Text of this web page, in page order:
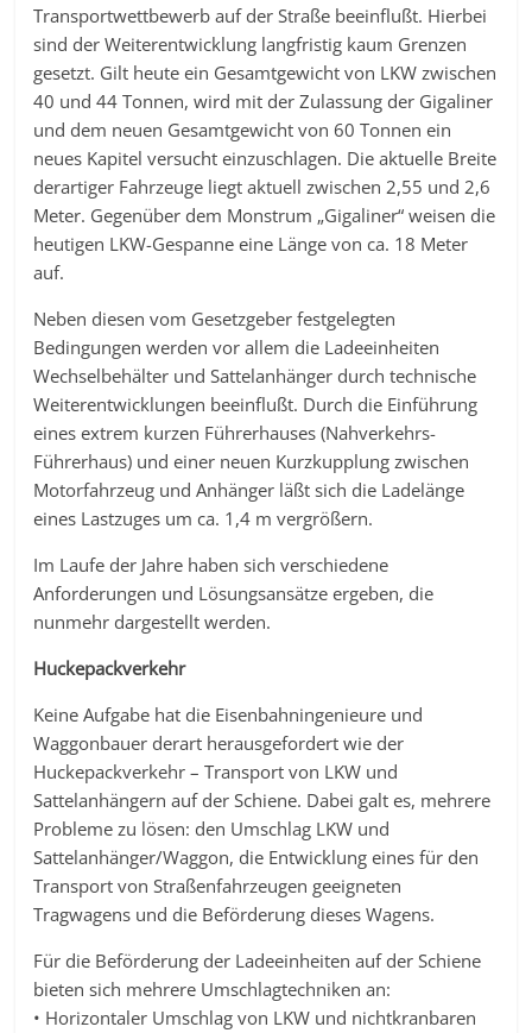
Transportwettbewerb auf der Straße beeinflußt. Hierbei
sind der Weiterentwicklung langfristig kaum Grenzen
gesetzt. Gilt heute ein Gesamtgewicht von LKW zwischen
40 und 44 Tonnen, wird mit der Zulassung der Gigaliner
und dem neuen Gesamtgewicht von 60 Tonnen ein
neues Kapitel versucht einzuschlagen. Die aktuelle Breite
derartiger Fahrzeuge liegt aktuell zwischen 2,55 und 2,6
Meter. Gegenüber dem Monstrum „Gigaliner“ weisen die
heutigen LKW-Gespanne eine Länge von ca. 18 Meter
auf.
Neben diesen vom Gesetzgeber festgelegten
Bedingungen werden vor allem die Ladeeinheiten
Wechselbehälter und Sattelanhänger durch technische
Weiterentwicklungen beeinflußt. Durch die Einführung
eines extrem kurzen Führerhauses (Nahverkehrs-
Führerhaus) und einer neuen Kurzkupplung zwischen
Motorfahrzeug und Anhänger läßt sich die Ladelänge
eines Lastzuges um ca. 1,4 m vergrößern.
Im Laufe der Jahre haben sich verschiedene
Anforderungen und Lösungsansätze ergeben, die
nunmehr dargestellt werden.
Huckepackverkehr
Keine Aufgabe hat die Eisenbahningenieure und
Waggonbauer derart herausgefordert wie der
Huckepackverkehr – Transport von LKW und
Sattelanhängern auf der Schiene. Dabei galt es, mehrere
Probleme zu lösen: den Umschlag LKW und
Sattelanhänger/Waggon, die Entwicklung eines für den
Transport von Straßenfahrzeugen geeigneten
Tragwagens und die Beförderung dieses Wagens.
Für die Beförderung der Ladeeinheiten auf der Schiene
bieten sich mehrere Umschlagtechniken an:
• Horizontaler Umschlag von LKW und nichtkranbaren